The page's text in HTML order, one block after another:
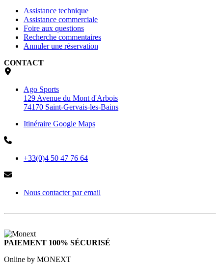
Assistance technique
Assistance commerciale
Foire aux questions
Recherche commentaires
Annuler une réservation
CONTACT
Ago Sports
129 Avenue du Mont d'Arbois
74170 Saint-Gervais-les-Bains
Itinéraire Google Maps
+33(0)4 50 47 76 64
Nous contacter par email
PAIEMENT 100% SÉCURISÉ
Online by MONEXT